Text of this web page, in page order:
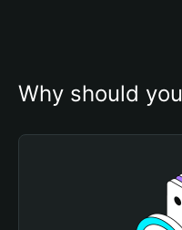
Why should